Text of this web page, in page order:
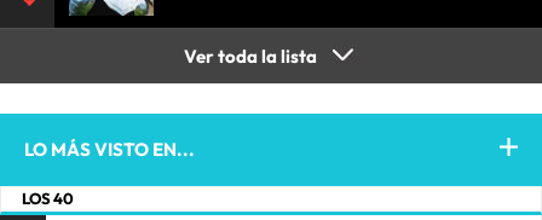
Ver toda la lista
LO MÁS VISTO EN...
LOS 40